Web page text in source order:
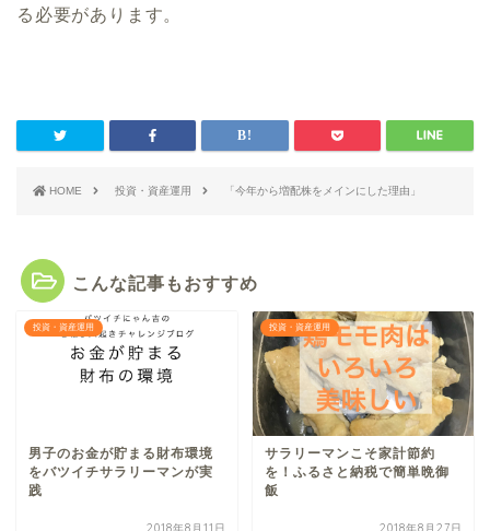
る必要があります。
HOME 投資・資産運用 「今年から増配株をメインにした理由」
こんな記事もおすすめ
投資・資産運用
男子のお金が貯まる財布環境
をバツイチサラリーマンが実
践
2018年8月11日
投資・資産運用
サラリーマンこそ家計節約
を！ふるさと納税で簡単晩御
飯
2018年8月27日